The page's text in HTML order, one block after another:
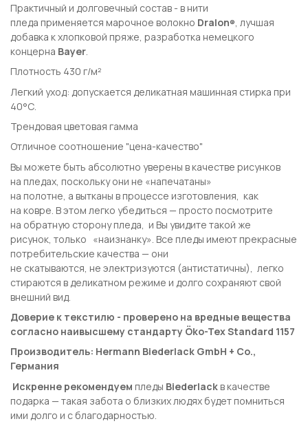
Практичный и долговечный состав - в нити
пледа применяется марочное волокно Dralon® , лучшая
добавка к хлопковой пряже, разработка немецкого
концерна Bayer
Плотность 430 г/м²
Легкий уход: допускается деликатная машинная стирка при
40°С.
Трендовая цветовая гамма
Отличное соотношение "цена-качество"
Вы можете быть абсолютно уверены в качестве рисунков
на пледах, поскольку они не «напечатаны»
на полотне, а вытканы в процессе изготовления, как
на ковре. В этом легко убедиться — просто посмотрите
на обратную сторону пледа, и Вы увидите такой же
рисунок, только «наизнанку». Все пледы имеют прекрасные
потребительские качества — они
не скатываются, не электризуются (антистатичны), легко
стираются в деликатном режиме и долго сохраняют свой
внешний вид.
Доверие к текстилю - проверено на вредные вещества
согласно наивысшему стандарту Öko-Tex Standard 1157
Производитель: Hermann Biederlack GmbH + Co.,
Германия
Искренне рекомендуем пледы Biederlack в качестве
подарка — такая забота о близких людях будет помниться
ими долго и с благодарностью.